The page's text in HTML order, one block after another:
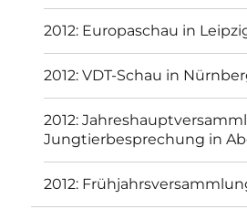
2012: Europaschau in
2012: VDT-Schau in
2012:
Jungtierbesprechung in
2012: